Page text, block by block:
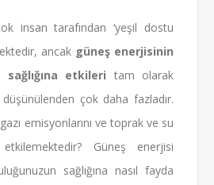
insan tarafından ‘yeşil dostu
ancak güneş enerjisinin
etkileri tam olarak
çok daha fazladır.
emisyonlarını ve toprak ve su
etkilemektedir? Güneş enerjisi
sağlığına nasıl fayda